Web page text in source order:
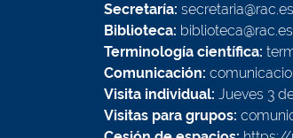
Secretaría: secretaria@rac.es
Biblioteca: biblioteca@rac.es
Terminología científica:
Comunicación:
Visita individual: Jueves 3
Visitas para grupos: